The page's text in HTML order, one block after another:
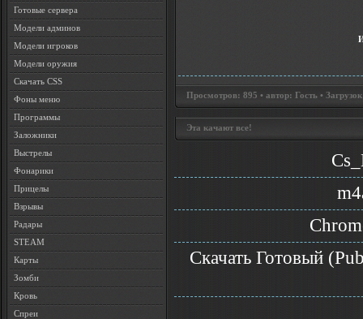
Готовые сервера
Модели админов
Модели игроков
Модели оружия
Скачать CSS
Фоны меню
Программы
Заложники
Выстрелы
Фонарики
Прицелы
Взрывы
Радары
STEAM
Карты
Зомби
Кровь
Спреи
Просмотров: 895 • автор: Гость •
Эта качают все!
Скачать Готовый